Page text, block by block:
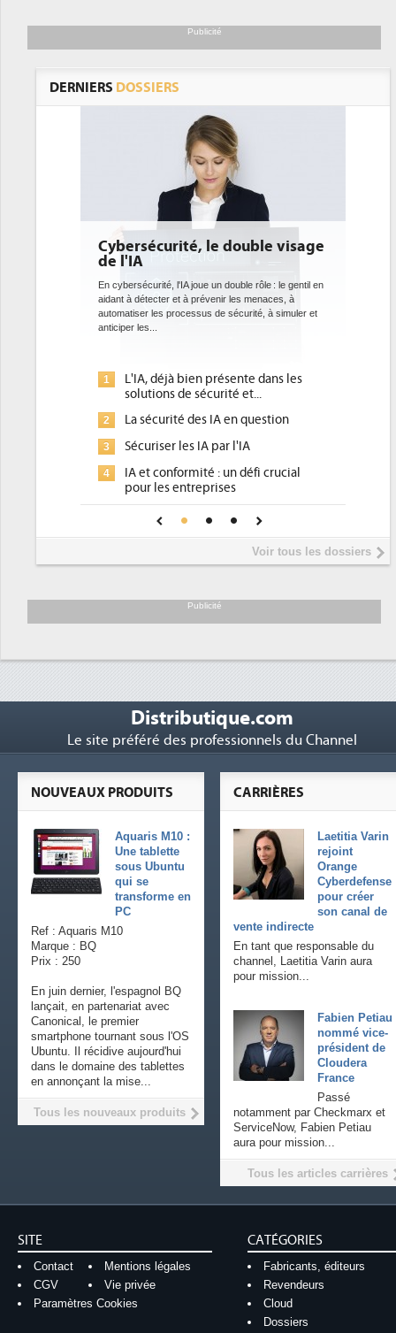
Publicité
DERNIERS DOSSIERS
le double visage
l'IA joue un double rôle : le gentil en
à détecter et à prévenir les menaces, à
les processus de sécurité, à simuler et
L'IA, déjà bien présente dans les
solutions de sécurité et...
La sécurité des IA en question
Sécuriser les IA par l'IA
IA et conformité : un défi crucial
Une IA de confiance pour une IA
DEE: l'efficacité
bientôt une
datacenters
Des datacenters plus durables et
ce que recherchent les pouvoirs
1
Qu'est-ce que la DEE
2
DEE, une pression
place pour répondre
Phocea DC dans les
Interview de Fabrice
président de Digital
soutient les...
Voir tous les dossiers
Publicité
Distributique.com
Le site préféré des professionnels du Channel
CARRIÈRES
Laetitia Varin
rejoint
Orange
Cyberdefense
pour créer
son canal de
vente indirecte
En tant que responsable du
channel, Laetitia Varin aura
pour mission...
Fabien Petiau
nommé vice-
président de
Cloudera
France
Passé
notamment par Checkmarx et
ServiceNow, Fabien Petiau
aura pour mission...
Tous les articles carrières
NOUVEAUX PRODUITS
Aquaris M10 :
Une tablette
sous Ubuntu
qui se
transforme en
PC
Ref : Aquaris M10
Marque : BQ
Prix : 250
En juin dernier, l'espagnol BQ
lançait, en partenariat avec
Canonical, le premier
smartphone tournant sous l'OS
Ubuntu. Il récidive aujourd'hui
dans le domaine des tablettes
en annonçant la mise...
Tous les nouveaux produits
SITE
Contact
Mentions légales
CGV
Vie privée
Paramètres Cookies
CATÉGORIES
Fabricants, éditeurs
Revendeurs
Cloud
Dossiers